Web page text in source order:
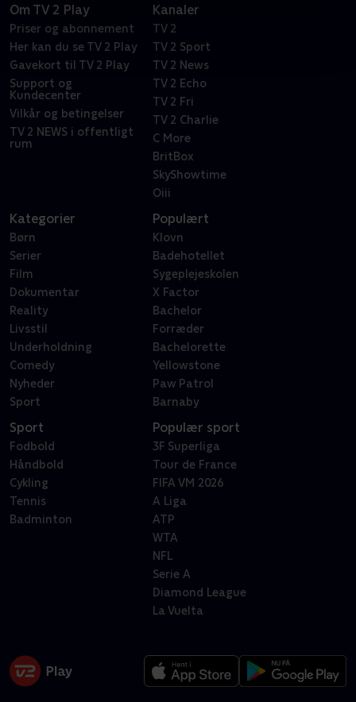
Om TV 2 Play
Priser og abonnement
Her kan du se TV 2 Play
Gavekort til TV 2 Play
Support og
Kundecenter
Vilkår og betingelser
TV 2 NEWS i offentligt
rum
Kanaler
TV 2
TV 2 Sport
TV 2 News
TV 2 Echo
TV 2 Fri
TV 2 Charlie
C More
BritBox
SkyShowtime
Oiii
Kategorier
Børn
Serier
Film
Dokumentar
Reality
Livsstil
Underholdning
Comedy
Nyheder
Sport
Populært
Klovn
Badehotellet
Sygeplejeskolen
X Factor
Bachelor
Forræder
Bachelorette
Yellowstone
Paw Patrol
Barnaby
Sport
Fodbold
Håndbold
Cykling
Tennis
Badminton
Populær sport
3F Superliga
Tour de France
FIFA VM 2026
A Liga
ATP
WTA
NFL
Serie A
Diamond League
La Vuelta